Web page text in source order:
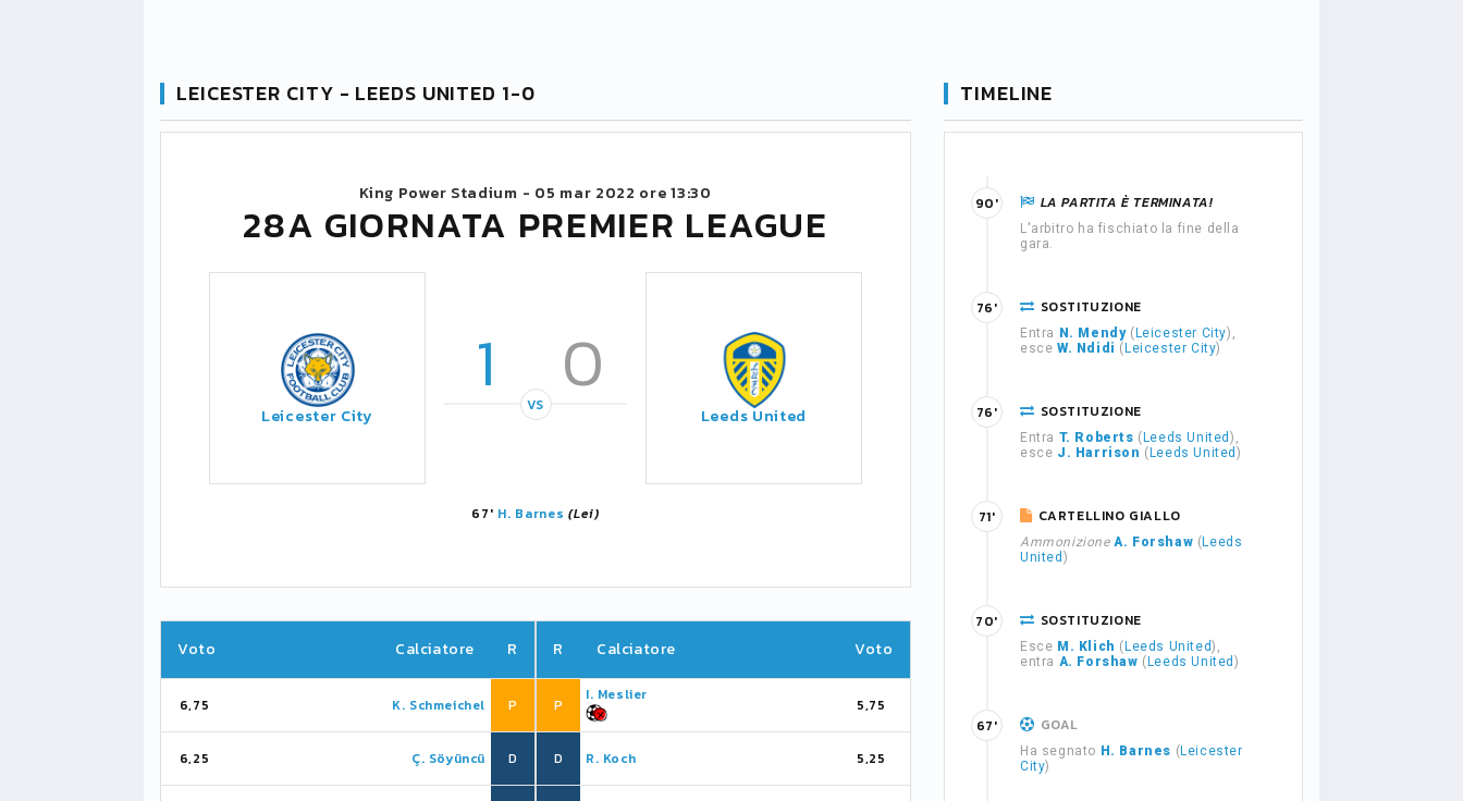
LEICESTER CITY - LEEDS UNITED 1-0
King Power Stadium - 05 mar 2022 ore 13:30
28A GIORNATA PREMIER LEAGUE
Leicester City
1 0
VS Leeds United
67' H. Barnes (Lei)
Voto Calciatore R
6,75 K. Schmeichel P
6,25 Ç. Söyüncü D
R Calciatore Voto
P
I. Meslier
5,75
D R. Koch 5,25
TIMELINE
LA PARTITA È TERMINATA!
L'arbitro ha fischiato la fine della
gara.
90'
SOSTITUZIONE
Entra N. Mendy( Leicester City),
esce W. Ndidi ( Leicester City)
76'
SOSTITUZIONE
Entra T. Roberts ( Leeds United),
esce J. Harrison ( Leeds United)
76'
CARTELLINO GIALLO
Ammonizione A. Forshaw ( Leeds
United )
71'
SOSTITUZIONE
Esce M. Klich ( Leeds United),
entra A. Forshaw ( Leeds United)
70'
GOAL
Ha segnato H. Barnes ( Leicester
City)
67'